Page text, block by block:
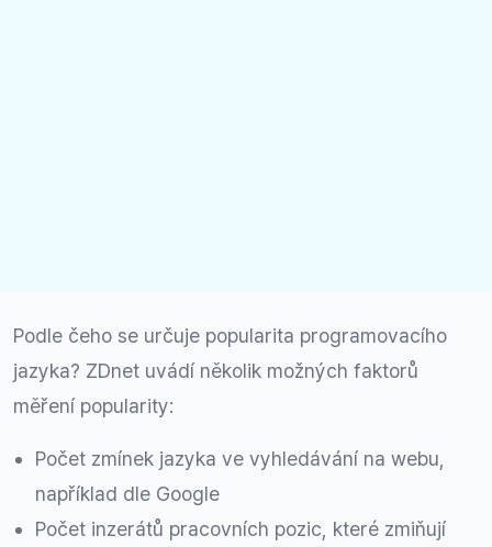
Podle čeho se určuje popularita programovacího
jazyka? ZDnet uvádí několik možných faktorů
měření popularity:
Počet zmínek jazyka ve vyhledávání na webu,
například dle Google
Počet inzerátů pracovních pozic, které zmiňují